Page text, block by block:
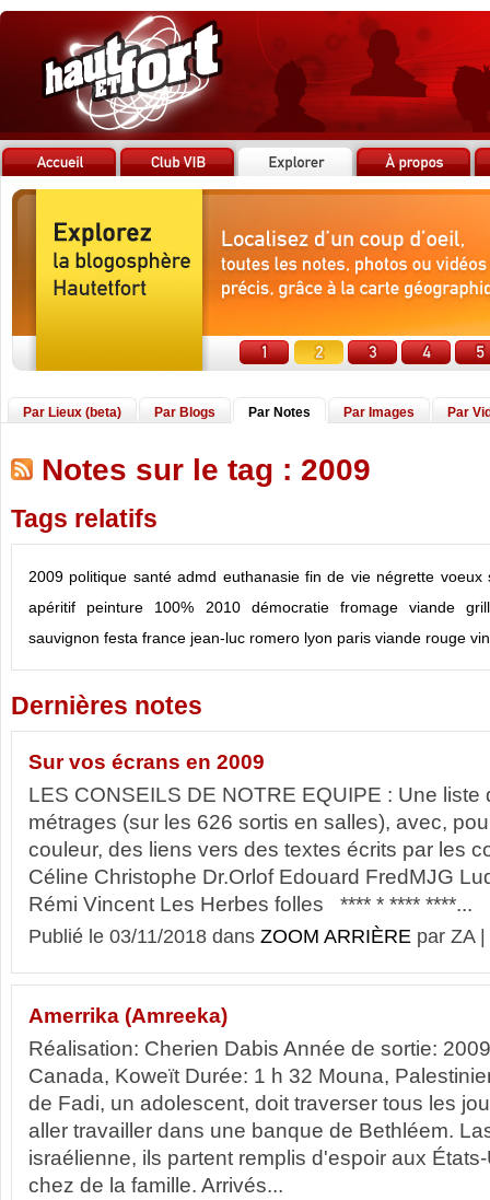
Par Lieux (beta) Par Blogs Par Notes Par Images Par
Notes sur le tag : 2009
Tags relatifs
2009 politique santé admd euthanasie fin de vie négrette voeux
apéritif
peinture 100% 2010 démocratie fromage
viande
sauvignon festa france jean-luc romero lyon paris viande rouge
Dernières notes
Sur vos écrans en 2009
LES CONSEILS DE NOTRE EQUIPE : Une liste
métrages (sur les 626 sortis en salles), avec,
couleur, des liens vers des textes écrits par les
Céline Christophe Dr.Orlof Edouard FredMJG
Rémi Vincent Les Herbes folles **** * **** ****...
Publié le 03/11/2018 dans ZOOM ARRIÈRE par ZA |
Amerrika (Amreeka)
Réalisation: Cherien Dabis Année de sortie:
Canada, Koweït Durée: 1 h 32 Mouna,
de Fadi, un adolescent, doit traverser tous les
aller travailler dans une banque de Bethléem.
israélienne, ils partent remplis d'espoir aux
chez de la famille. Arrivés...